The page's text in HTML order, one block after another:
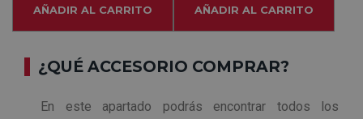
AÑADIR AL CARRITO AÑADIR AL CARRITO
¿QUÉ ACCESORIO COMPRAR?
En este apartado podrás encontrar todos los